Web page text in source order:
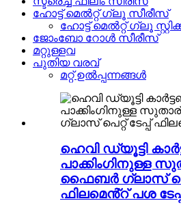
ഹോട്ട് മെൽറ്റ് ഗ്ലൂ സീരീസ്
ഹോട്ട് മെൽറ്റ് ഗ്ലൂ
ജോംബോ റോൾ സീരീസ്
മറ്റുള്ളവ
പുതിയ വരവ്
മറ്റ് ഉൽപ്പന്നങ്ങൾ
ഹെവി ഡ്യൂട്ടി
പാക്കിംഗിനുള്ള
ഫൈബർ ഗ്ലാസ്
ഫിലമെൻ്റ് പശ